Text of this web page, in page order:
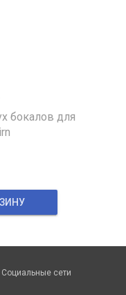
бокалов для
Социальные сети